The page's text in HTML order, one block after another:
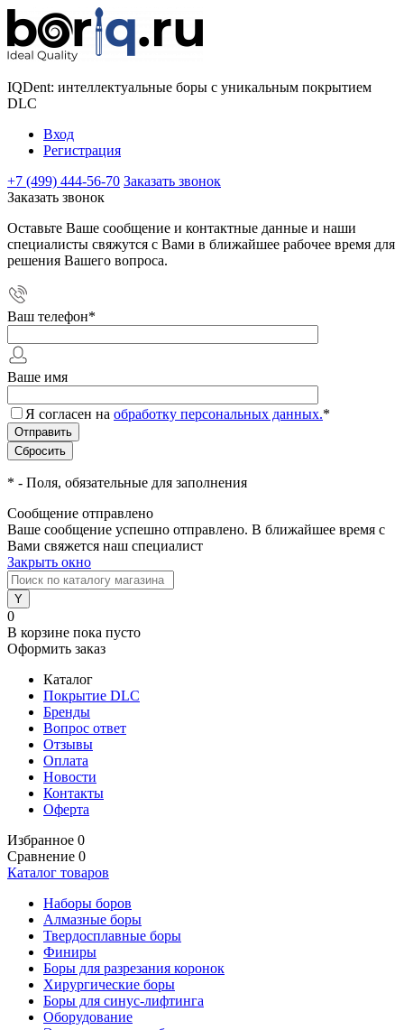
IQDent: интеллектуальные боры с уникальным покрытием
DLC
Вход
Регистрация
+7 (499) 444-56-70 Заказать звонок
Заказать звонок
Оставьте Ваше сообщение и контактные данные и наши
специалисты свяжутся с Вами в ближайшее рабочее время для
решения Вашего вопроса.
Ваш телефон*
Ваше имя
Я согласен на обработку персональных данных.*
* - Поля, обязательные для заполнения
Сообщение отправлено
Ваше сообщение успешно отправлено. В ближайшее время с
Вами свяжется наш специалист
Закрыть окно
0
В корзине пока пусто
Оформить заказ
Каталог
Покрытие DLC
Бренды
Вопрос ответ
Отзывы
Оплата
Новости
Контакты
Оферта
Избранное 0
Сравнение 0
Каталог товаров
Наборы боров
Алмазные боры
Твердосплавные боры
Финиры
Боры для разрезания коронок
Хирургические боры
Боры для синус-лифтинга
Оборудование